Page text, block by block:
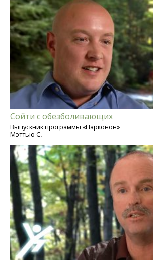
Сойти с обезболивающих
Выпускник программы «Нарконон»
Мэттью С.